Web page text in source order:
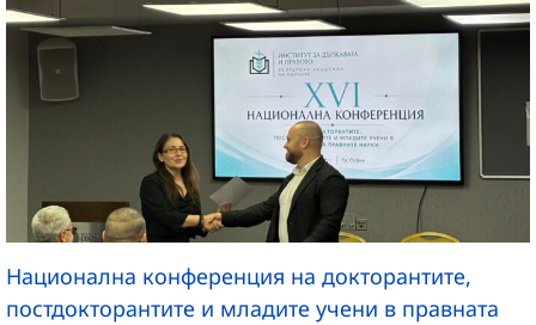
Национална конференция на докторантите,
постдокторантите и младите учени в правната